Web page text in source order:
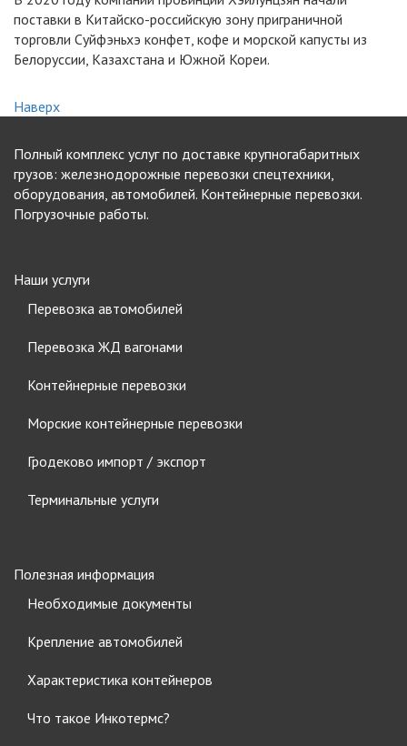
поставки в Китайско-российскую зону приграничной
торговли Суйфэньхэ конфет, кофе и морской капусты из
Белоруссии, Казахстана и Южной Кореи.
Наверх
Полный комплекс услуг по доставке крупногабаритных
грузов: железнодорожные перевозки спецтехники,
оборудования, автомобилей. Контейнерные перевозки.
Погрузочные работы.
Наши услуги
Перевозка автомобилей
Перевозка ЖД вагонами
Контейнерные перевозки
Морские контейнерные перевозки
Гродеково импорт / экспорт
Терминальные услуги
Полезная информация
Необходимые документы
Крепление автомобилей
Характеристика контейнеров
Что такое Инкотермс?